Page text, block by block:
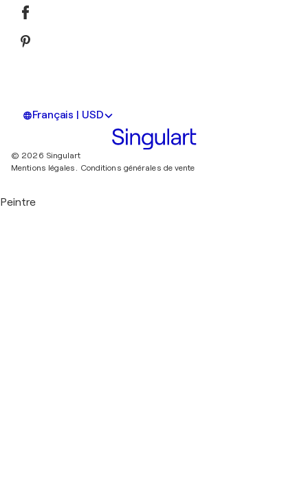
Français | USD
© 2026 Singulart
Mentions légales. Conditions générales de vente
Peintre